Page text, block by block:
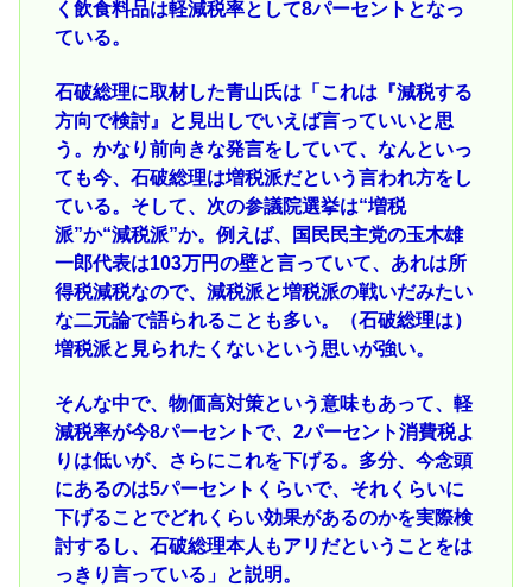
く飲食料品は軽減税率として8パーセントとなっ
ている。
石破総理に取材した青山氏は「これは『減税する
方向で検討』と見出しでいえば言っていいと思
う。かなり前向きな発言をしていて、なんといっ
ても今、石破総理は増税派だという言われ方をし
ている。そして、次の参議院選挙は“増税
派”か“減税派”か。例えば、国民民主党の玉木雄
一郎代表は103万円の壁と言っていて、あれは所
得税減税なので、減税派と増税派の戦いだみたい
な二元論で語られることも多い。（石破総理は）
増税派と見られたくないという思いが強い。
そんな中で、物価高対策という意味もあって、軽
減税率が今8パーセントで、2パーセント消費税よ
りは低いが、さらにこれを下げる。多分、今念頭
にあるのは5パーセントくらいで、それくらいに
下げることでどれくらい効果があるのかを実際検
討するし、石破総理本人もアリだということをは
っきり言っている」と説明。